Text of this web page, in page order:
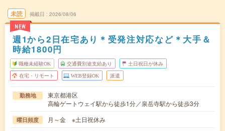
未読
NEW
掲載日 2026/08/06
週1から2日在宅あり＊受発注対応など＊大手＆
時給1800円
職種未経験OK 交通費別途支給あり 土日祝日が休み
在宅・リモート WEB登録OK 派遣
勤務地
東京都港区
高輪ゲートウェイ駅から徒歩1分／泉岳寺駅から徒歩3分
曜日頻度 月～金 ※土日祝休み